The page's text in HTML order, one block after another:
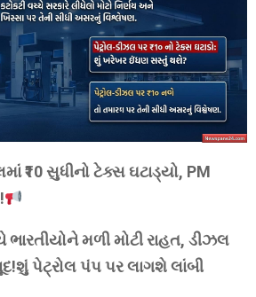
₹10 સુધીનો ટેક્સ ઘટાડ્યો, PM
ભારતીયોને મળી મોટી રાહત, ડીઝલ
પેટ્રોલ પંપ પર લાગશે લાંબી